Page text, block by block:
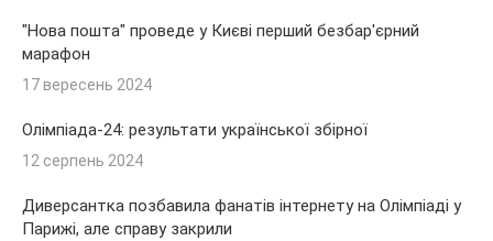
"Нова пошта" проведе у Києві перший безбар'єрний
марафон
17 вересень 2024
Олімпіада-24: результати української збірної
12 серпень 2024
Диверсантка позбавила фанатів інтернету на Олімпіаді у
Парижі, але справу закрили